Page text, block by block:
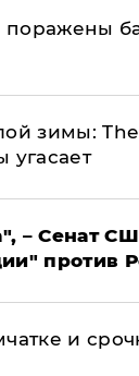
поражены
зимы:
угасает
– Сенат
против
и